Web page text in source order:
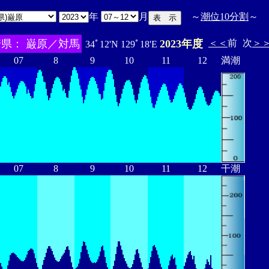
年 月 ～潮位10分割 ～
： 巌原／対馬 34ﾟ12'N 129ﾟ18'E 2023年度 ＜＜ 前 次 ＞
07
8 9 10 11 12 満潮
07 8 9 10 11 12 干潮